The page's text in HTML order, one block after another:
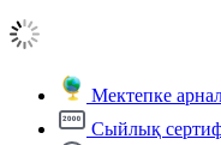
Мектепке
Сыйлық